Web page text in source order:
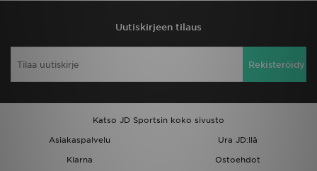
Uutiskirjeen tilaus
Rekisteröidy
Katso JD Sportsin koko sivusto
Asiakaspalvelu
Ura JD:llä
Klarna
Ostoehdot